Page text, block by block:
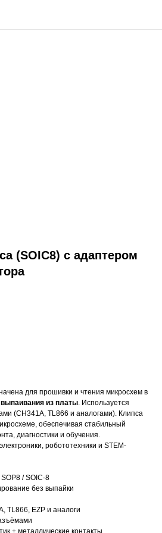
(SOIC8) с адаптером
для прошивки и чтения микросхем в
выпаивания из платы. Используется
(CH341A, TL866 и аналогами). Клипса
обеспечивая стабильный
диагностики и обучения.
робототехники и STEM-
/ SOIC-8
без выпайки
TL866, EZP и аналоги